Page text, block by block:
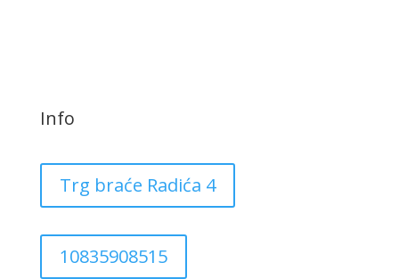
Info
Trg braće Radića 4
10835908515